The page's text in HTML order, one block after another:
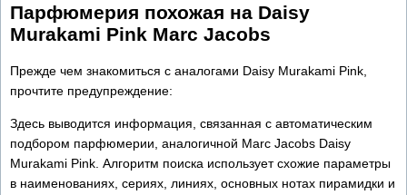
Парфюмерия похожая на Daisy
Murakami Pink Marc Jacobs
Прежде чем знакомиться с аналогами Daisy Murakami Pink,
прочтите предупреждение:
Здесь выводится информация, связанная с автоматическим
подбором парфюмерии, аналогичной Marc Jacobs Daisy
Murakami Pink. Алгоритм поиска использует схожие параметры
в наименованиях, сериях, линиях, основных нотах пирамидки и